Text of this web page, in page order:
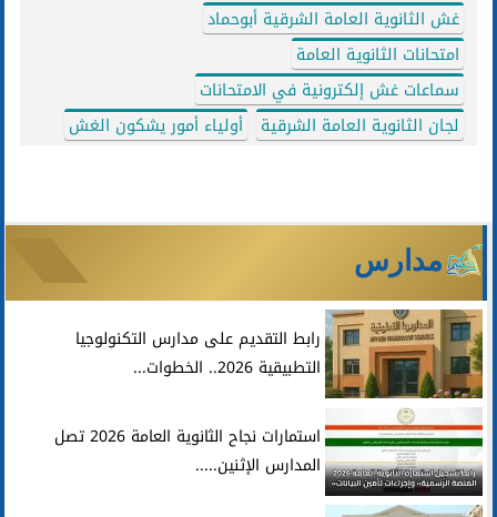
غش الثانوية العامة الشرقية أبوحماد
امتحانات الثانوية العامة
سماعات غش إلكترونية في الامتحانات
لجان الثانوية العامة الشرقية
أولياء أمور يشكون الغش
مدارس
رابط التقديم على مدارس التكنولوجيا
التطبيقية 2026.. الخطوات...
استمارات نجاح الثانوية العامة 2026 تصل
المدارس الإثنين.....